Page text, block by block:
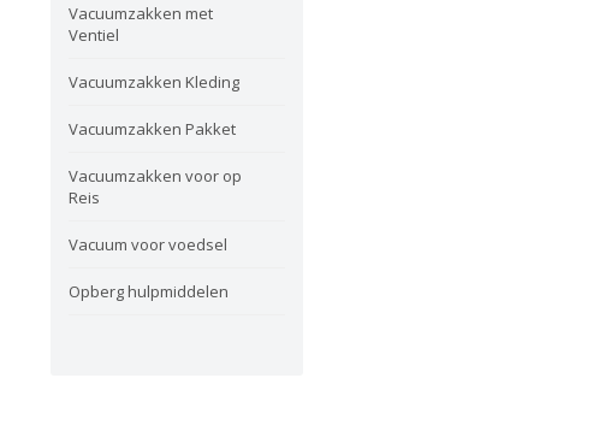
Vacuumzakken met
Ventiel
Vacuumzakken Kleding
Vacuumzakken Pakket
Vacuumzakken voor op
Reis
Vacuum voor voedsel
Opberg hulpmiddelen